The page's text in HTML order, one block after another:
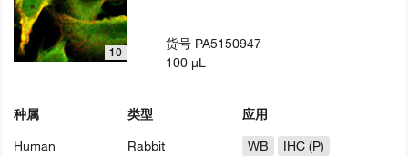
10
种属
Human
类型
Rabbit
应用
WB
IHC (P)
货号 PA5150947
100 µL